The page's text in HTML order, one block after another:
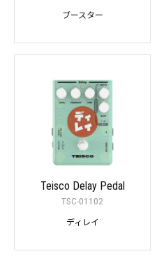
ブースター
Teisco Delay Pedal
TSC-01102
ディレイ